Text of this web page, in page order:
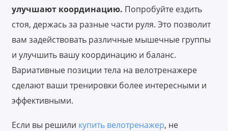
улучшают координацию. Попробуйте ездить
стоя, держась за разные части руля. Это позволит
вам задействовать различные мышечные группы
и улучшить вашу координацию и баланс.
Вариативные позиции тела на велотренажере
сделают ваши тренировки более интересными и
эффективными.
Если вы решили купить велотренажер, не